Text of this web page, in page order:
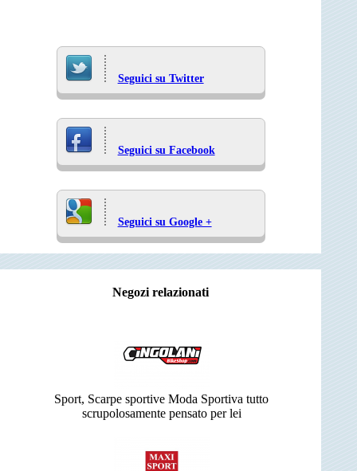
Seguici su Twitter
Seguici su Facebook
Seguici su Google +
Negozi relazionati
Sport, Scarpe sportive Moda Sportiva tutto
scrupolosamente pensato per lei